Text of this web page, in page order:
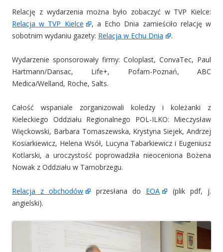
Relację z wydarzenia można było zobaczyć w TVP Kielce:
Relacja w TVP Kielce
, a Echo Dnia zamieściło relację w
sobotnim wydaniu gazety: Relacja w Echu Dnia .
Wydarzenie sponsorowały firmy: Coloplast, ConvaTec, Paul
Hartmann/Dansac, Life+, Pofam-Poznań, ABC
Medica/Welland, Roche, Salts.
Całość wspaniale zorganizowali koledzy i koleżanki z
Kieleckiego Oddziału Regionalnego POL-ILKO: Mieczysław
Więckowski, Barbara Tomaszewska, Krystyna Siejek, Andrzej
Kosiarkiewicz, Helena Wsół, Lucyna Tabarkiewicz i Eugeniusz
Kotlarski, a uroczystość poprowadziła nieoceniona Bożena
Nowak z Oddziału w Tarnobrzegu.
Relacja z obchodów przesłana do EOA
(plik pdf, j.
angielski).